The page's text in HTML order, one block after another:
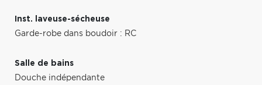
Inst. laveuse-sécheuse
Garde-robe dans boudoir : RC
Salle de bains
Douche indépendante